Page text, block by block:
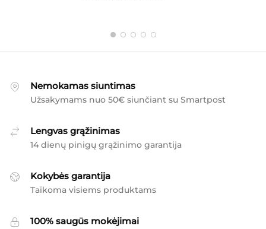
Nemokamas siuntimas
Užsakymams nuo 50€ siunčiant su Smartpost
Lengvas grąžinimas
14 dienų pinigų grąžinimo garantija
Kokybės garantija
Taikoma visiems produktams
100% saugūs mokėjimai